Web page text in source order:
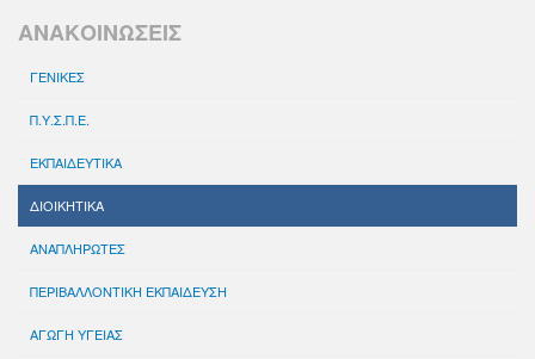
ΑΝΑΚΟΙΝΩΣΕΙΣ
ΓΕΝΙΚΕΣ
Π.Υ.Σ.Π.Ε.
ΕΚΠΑΙΔΕΥΤΙΚΑ
ΔΙΟΙΚΗΤΙΚΑ
ΑΝΑΠΛΗΡΩΤΕΣ
ΠΕΡΙΒΑΛΛΟΝΤΙΚΗ ΕΚΠΑΙΔΕΥΣΗ
ΑΓΩΓΗ ΥΓΕΙΑΣ